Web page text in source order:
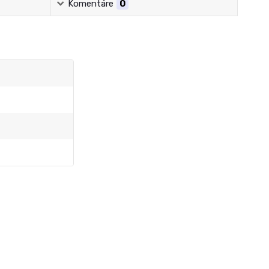
Komentáre 0